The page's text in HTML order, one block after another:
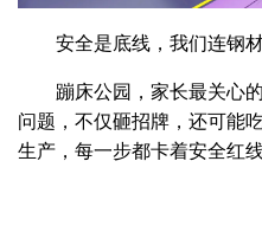
安全是底线，我们连钢
蹦床公园，家长最关心
问题，不仅砸招牌，还可能
生产，每一步都卡着安全红